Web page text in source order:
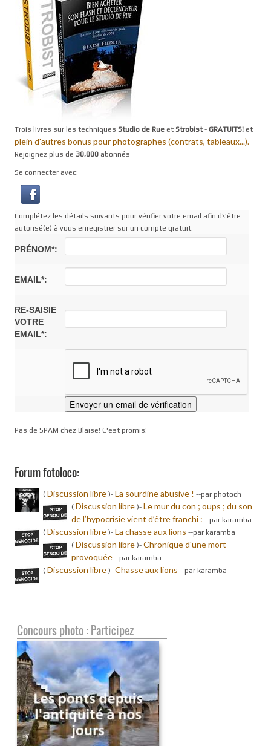
Trois livres sur les techniques Studio de Rue et Strobist- GRATUITS! et
plein d'autres bonus pour photographes (contrats, tableaux...).
Rejoignez plus de 30,000 abonnés
Se connecter avec:
Complétez les détails suivants pour vérifier votre email afin d\'être
autorisé(e) à vous enregistrer sur un compte gratuit.
PRÉNOM*:
EMAIL*:
RE-SAISIE
VOTRE
EMAIL*:
Pas de SPAM chez Blaise! C'est promis!
Forum fotoloco:
( Discussion libre )- La sourdine abusive ! --par photoch
( Discussion libre )- Le mur du con ; oups ; du son
de l’hypocrisie vient d’être franchi : --par karamba
( Discussion libre )- La chasse aux lions --par karamba
( Discussion libre )- Chronique d'une mort
provoquée --par karamba
( Discussion libre )- Chasse aux lions --par karamba
Concours photo : Participez